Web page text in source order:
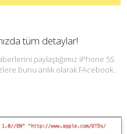
tüm detaylar!
paylaştığımız iPhone 5S
bunu anlık olarak FAcebook..